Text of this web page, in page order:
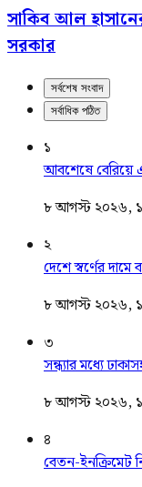
সাকিব আল
সরকার
সর্বশেষ সংবাদ
সর্বাধিক পঠিত
১
আবশেষে বেরিয়ে
৮ আগস্ট ২০২৬,
২
দেশে স্বর্ণের
৮ আগস্ট ২০২৬,
৩
সন্ধ্যার মধ্যে
৮ আগস্ট ২০২৬,
৪
বেতন-ইনক্রিমেট